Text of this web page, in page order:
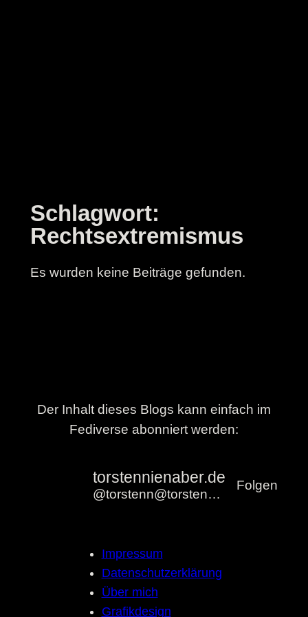
Schlagwort:
Rechtsextremismus
Es wurden keine Beiträge gefunden.
Der Inhalt dieses Blogs kann einfach im
Fediverse abonniert werden:
torstennienaber.de
@torstenn@torstennienaber.de
Folgen
Impressum
Datenschutzerklärung
Über mich
Grafikdesign